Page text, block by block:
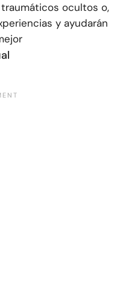
ocultos o,
y ayudarán